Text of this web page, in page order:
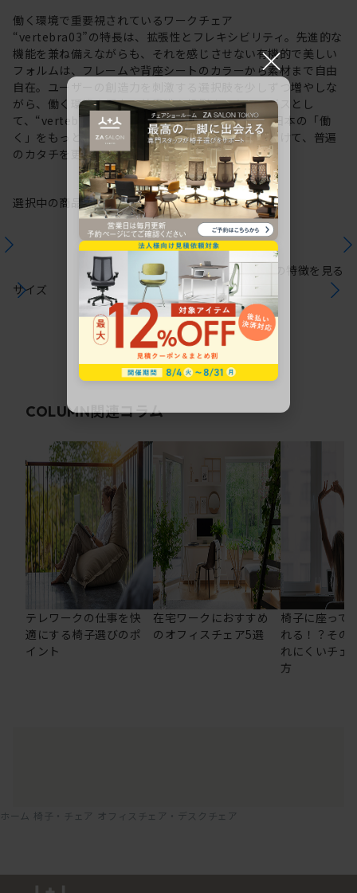
働く環境で重要視されているワークチェア
“vertebra03”の特長は、拡張性とフレキシビリティ。先進的な
機能を兼ね備えながらも、それを感じさせない有機的で美しい
フォルムは、フレームや背座シートのカラーから素材まで自由
自在。ユーザーの創造力を刺激する選択肢を少しずつ増やしな
がら、働く環境や個人の美意識を投影するキャンバスとし
て、“vertebra03”をアップデートしてきました。日本の「働
く」をもっと自由に。これからも私たちは未来に向けて、普遍
のカタチを更新していきます。
選択中の商品情報保証注意事項
サイズ
シリーズの特徴を見る
COLUMN関連コラム
テレワークの仕事を快
適にする椅子選びのポ
イント
在宅ワークにおすすめ
のオフィスチェア5選
椅子に座って
れる！？その
れにくいチェ
方
ホーム 椅子・チェア オフィスチェア・デスクチェア
×